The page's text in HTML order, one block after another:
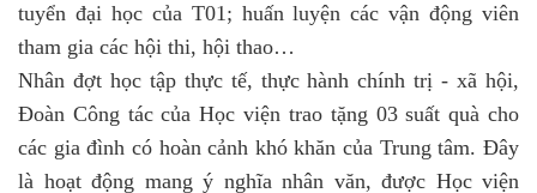
tuyển đại học của T01; huấn luyện các vận động viên
tham gia các hội thi, hội thao…
Nhân đợt học tập thực tế, thực hành chính trị - xã hội,
Đoàn Công tác của Học viện trao tặng 03 suất quà cho
các gia đình có hoàn cảnh khó khăn của Trung tâm. Đây
là hoạt động mang ý nghĩa nhân văn, được Học viện